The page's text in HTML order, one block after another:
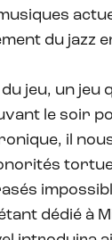
du jazz
jeu, un jeu
le soir
il
dédié à